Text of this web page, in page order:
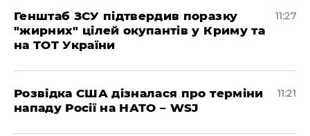
Генштаб ЗСУ підтвердив поразку
"жирних" цілей окупантів у Криму та
на ТОТ України
11:27
Розвідка США дізналася про терміни
нападу Росії на НАТО – WSJ
11:21